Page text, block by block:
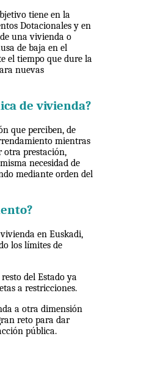
tiene en la
Dotacionales y en
una vivienda o
de baja en el
el tiempo que dure la
nuevas
de vivienda?
que perciben, de
mientras
otra prestación,
necesidad de
mediante orden del
en Euskadi,
los límites de
del Estado ya
a restricciones.
a otra dimensión
reto para dar
pública.